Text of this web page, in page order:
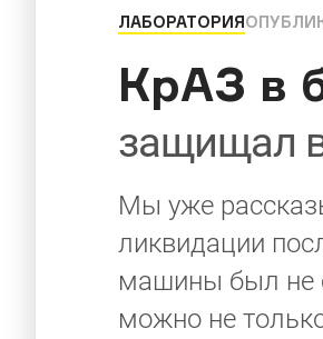
ЛАБОРАТОРИЯ
КрАЗ в
защищал
Мы уже
ликвидации
машины был не
можно не